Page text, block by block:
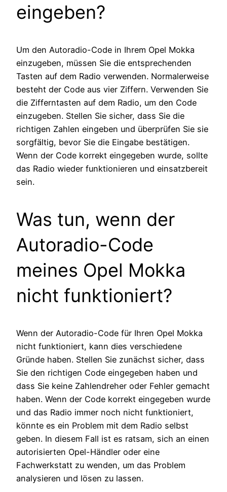
eingeben?
Um den Autoradio-Code in Ihrem Opel Mokka
einzugeben, müssen Sie die entsprechenden
Tasten auf dem Radio verwenden. Normalerweise
besteht der Code aus vier Ziffern. Verwenden Sie
die Zifferntasten auf dem Radio, um den Code
einzugeben. Stellen Sie sicher, dass Sie die
richtigen Zahlen eingeben und überprüfen Sie sie
sorgfältig, bevor Sie die Eingabe bestätigen.
Wenn der Code korrekt eingegeben wurde, sollte
das Radio wieder funktionieren und einsatzbereit
sein.
Was tun, wenn der
Autoradio-Code
meines Opel Mokka
nicht funktioniert?
Wenn der Autoradio-Code für Ihren Opel Mokka
nicht funktioniert, kann dies verschiedene
Gründe haben. Stellen Sie zunächst sicher, dass
Sie den richtigen Code eingegeben haben und
dass Sie keine Zahlendreher oder Fehler gemacht
haben. Wenn der Code korrekt eingegeben wurde
und das Radio immer noch nicht funktioniert,
könnte es ein Problem mit dem Radio selbst
geben. In diesem Fall ist es ratsam, sich an einen
autorisierten Opel-Händler oder eine
Fachwerkstatt zu wenden, um das Problem
analysieren und lösen zu lassen.